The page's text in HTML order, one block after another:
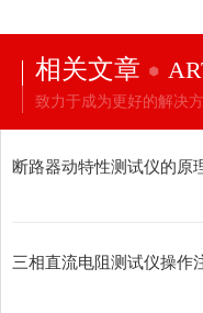
相关文章
致力于成为更好的解决
断路器动特性测试仪的原
三相直流电阻测试仪操作